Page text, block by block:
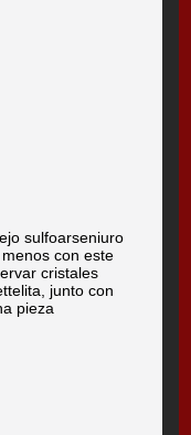
sulfoarseniuro
con este
cristales
junto con
pieza